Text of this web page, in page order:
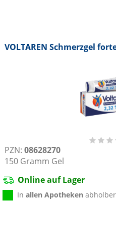
VOLTAREN Schmerzgel
PZN: 08628270
150 Gramm Gel
Online auf Lager
Inallen Apotheken